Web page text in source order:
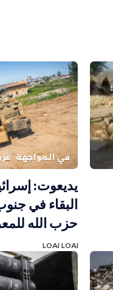
في المواجهة
يديعوت:
البقاء في
حزب الله
LOAI LOAI